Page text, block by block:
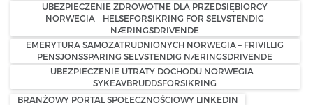
UBEZPIECZENIE ZDROWOTNE DLA PRZEDSIĘBIORCY
NORWEGIA – HELSEFORSIKRING FOR SELVSTENDIG
NÆRINGSDRIVENDE
EMERYTURA SAMOZATRUDNIONYCH NORWEGIA – FRIVILLIG
PENSJONSSPARING SELVSTENDIG NÆRINGSDRIVENDE
UBEZPIECZENIE UTRATY DOCHODU NORWEGIA –
SYKEAVBRUDDSFORSIKRING
BRANŻOWY PORTAL SPOŁECZNOŚCIOWY LINKEDIN